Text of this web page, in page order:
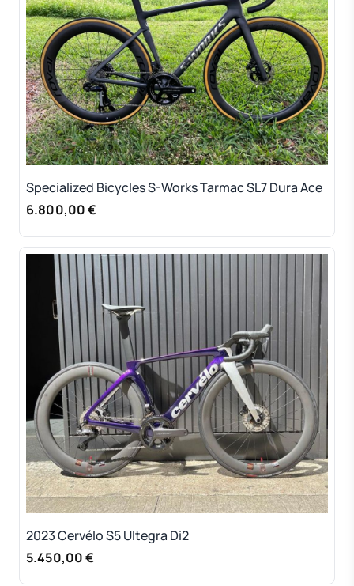
Specialized Bicycles S-Works Tarmac SL7 Dura Ace
6.800,00 €
2023 Cervélo S5 Ultegra Di2
5.450,00 €